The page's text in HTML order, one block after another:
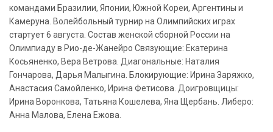
командами Бразилии, Японии, Южной Кореи, Аргентины и
Камеруна. Волейбольный турнир на Олимпийских играх
стартует 6 августа. Состав женской сборной России на
Олимпиаду в Рио-де-Жанейро Связующие: Екатерина
Косьяненко, Вера Ветрова. Диагональные: Наталия
Гончарова, Дарья Малыгина. Блокирующие: Ирина Заряжко,
Анастасия Самойленко, Ирина Фетисова. Доигровщицы:
Ирина Воронкова, Татьяна Кошелева, Яна Щербань. Либеро:
Анна Малова, Елена Ежова.